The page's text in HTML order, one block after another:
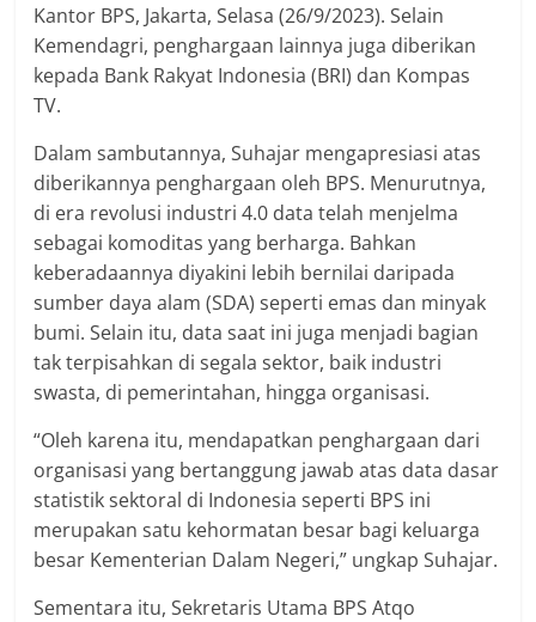
Kantor BPS, Jakarta, Selasa (26/9/2023). Selain
Kemendagri, penghargaan lainnya juga diberikan
kepada Bank Rakyat Indonesia (BRI) dan Kompas
TV.
Dalam sambutannya, Suhajar mengapresiasi atas
diberikannya penghargaan oleh BPS. Menurutnya,
di era revolusi industri 4.0 data telah menjelma
sebagai komoditas yang berharga. Bahkan
keberadaannya diyakini lebih bernilai daripada
sumber daya alam (SDA) seperti emas dan minyak
bumi. Selain itu, data saat ini juga menjadi bagian
tak terpisahkan di segala sektor, baik industri
swasta, di pemerintahan, hingga organisasi.
“Oleh karena itu, mendapatkan penghargaan dari
organisasi yang bertanggung jawab atas data dasar
statistik sektoral di Indonesia seperti BPS ini
merupakan satu kehormatan besar bagi keluarga
besar Kementerian Dalam Negeri,” ungkap Suhajar.
Sementara itu, Sekretaris Utama BPS Atqo